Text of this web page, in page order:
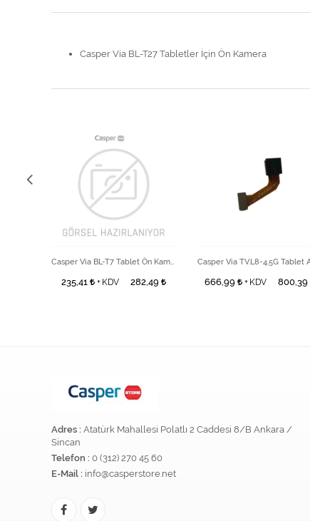
Casper Via BL-T27 Tabletler İçin Ön Kamera
235,41 + KDV 282,49 666,99 + KDV 800,39
Adres : Atatürk Mahallesi Polatlı 2 Caddesi 8/B Ankara /
Sincan
Telefon : 0 (312) 270 45 60
E-Mail : info@casperstore.net